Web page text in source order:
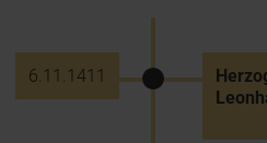
6.11.1411